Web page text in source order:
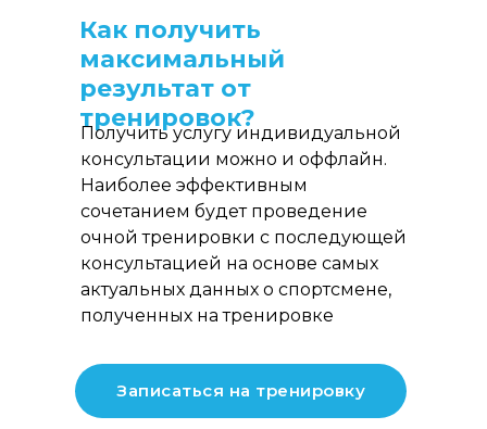
Как получить
максимальный
результат от
тренировок?
Получить услугу индивидуальной
консультации можно и оффлайн.
Наиболее эффективным
сочетанием будет проведение
очной тренировки с последующей
консультацией на основе самых
актуальных данных о спортсмене,
полученных на тренировке
Записаться на тренировку